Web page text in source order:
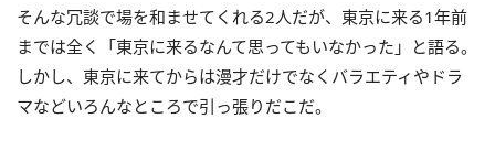
そんな冗談で場を和ませてくれる2人だが、東京に来る1年前
までは全く「東京に来るなんて思ってもいなかった」と語る。
しかし、東京に来てからは漫才だけでなくバラエティやドラ
マなどいろんなところで引っ張りだこだ。